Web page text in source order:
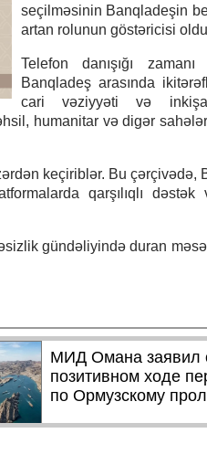
seçilməsinin Banqladeşin
artan rolunun göstəricisi
Telefon danışığı
Banqladeş arasında
cari vəziyyəti və
humanitar və digər
keçiriblər. Bu çərçivədə,
qarşılıqlı dəstək
gündəliyində duran